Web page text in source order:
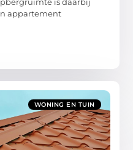
is daarbij
appartement
WONING EN TUIN